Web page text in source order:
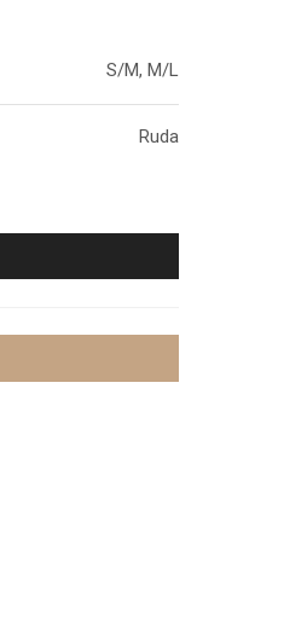
S/M, M/L
Ruda